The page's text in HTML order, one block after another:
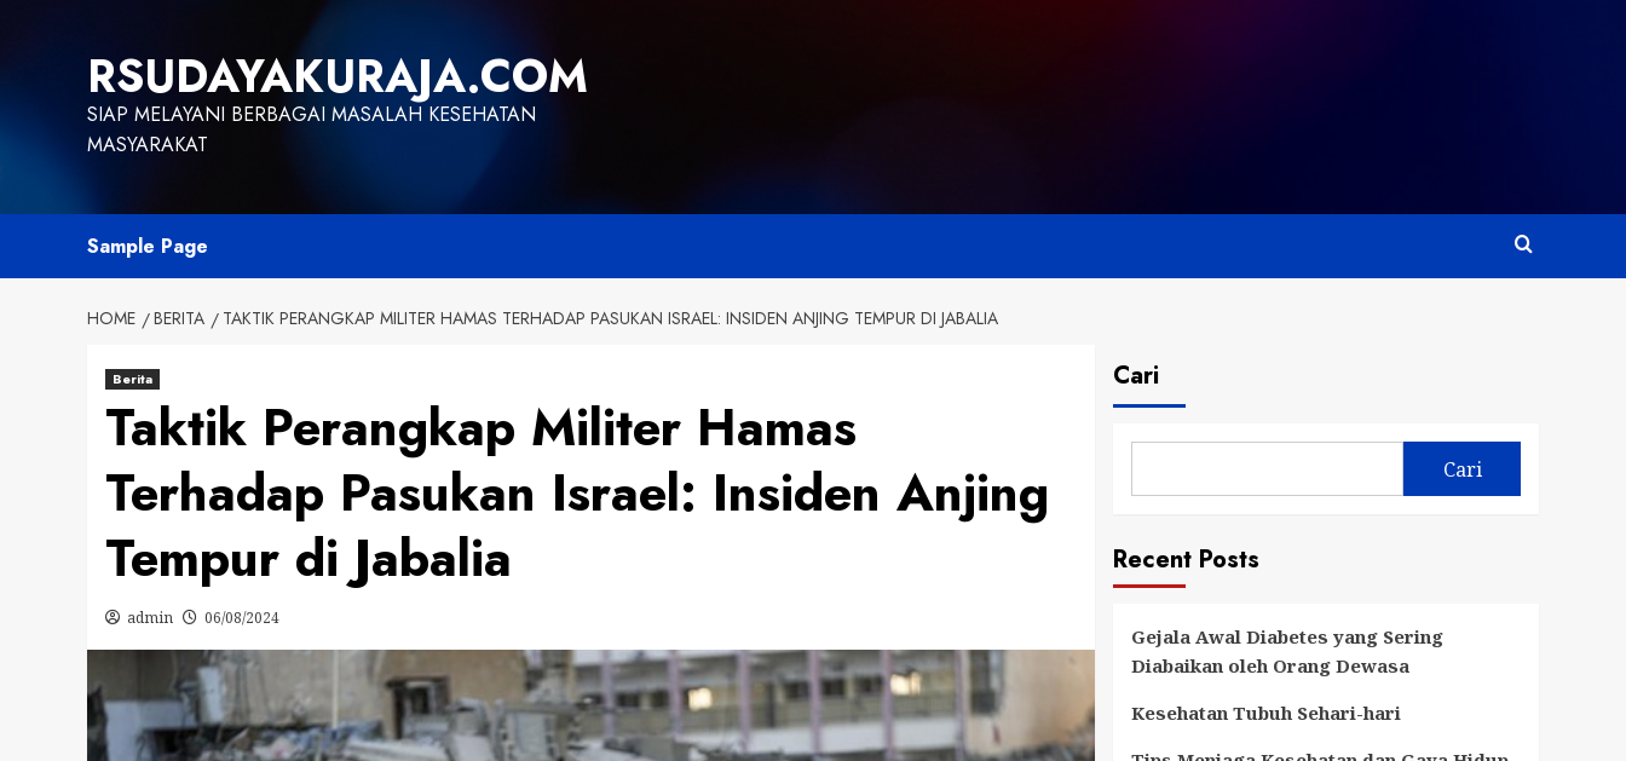
RSUDAYAKURAJA.COM
SIAP MELAYANI BERBAGAI MASALAH KESEHATAN
MASYARAKAT
Sample Page
HOME BERITA TAKTIK PERANGKAP MILITER HAMAS TERHADAP PASUKAN ISRAEL: INSIDEN ANJING TEMPUR DI JABALIA
Berita
Taktik Perangkap Militer Hamas
Terhadap Pasukan Israel: Insiden Anjing
Tempur di Jabalia
admin 06/08/2024
Cari
Cari
Recent Posts
Gejala Awal Diabetes yang Sering
Diabaikan oleh Orang Dewasa
Kesehatan Tubuh Sehari-hari